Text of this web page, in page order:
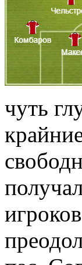
чуть